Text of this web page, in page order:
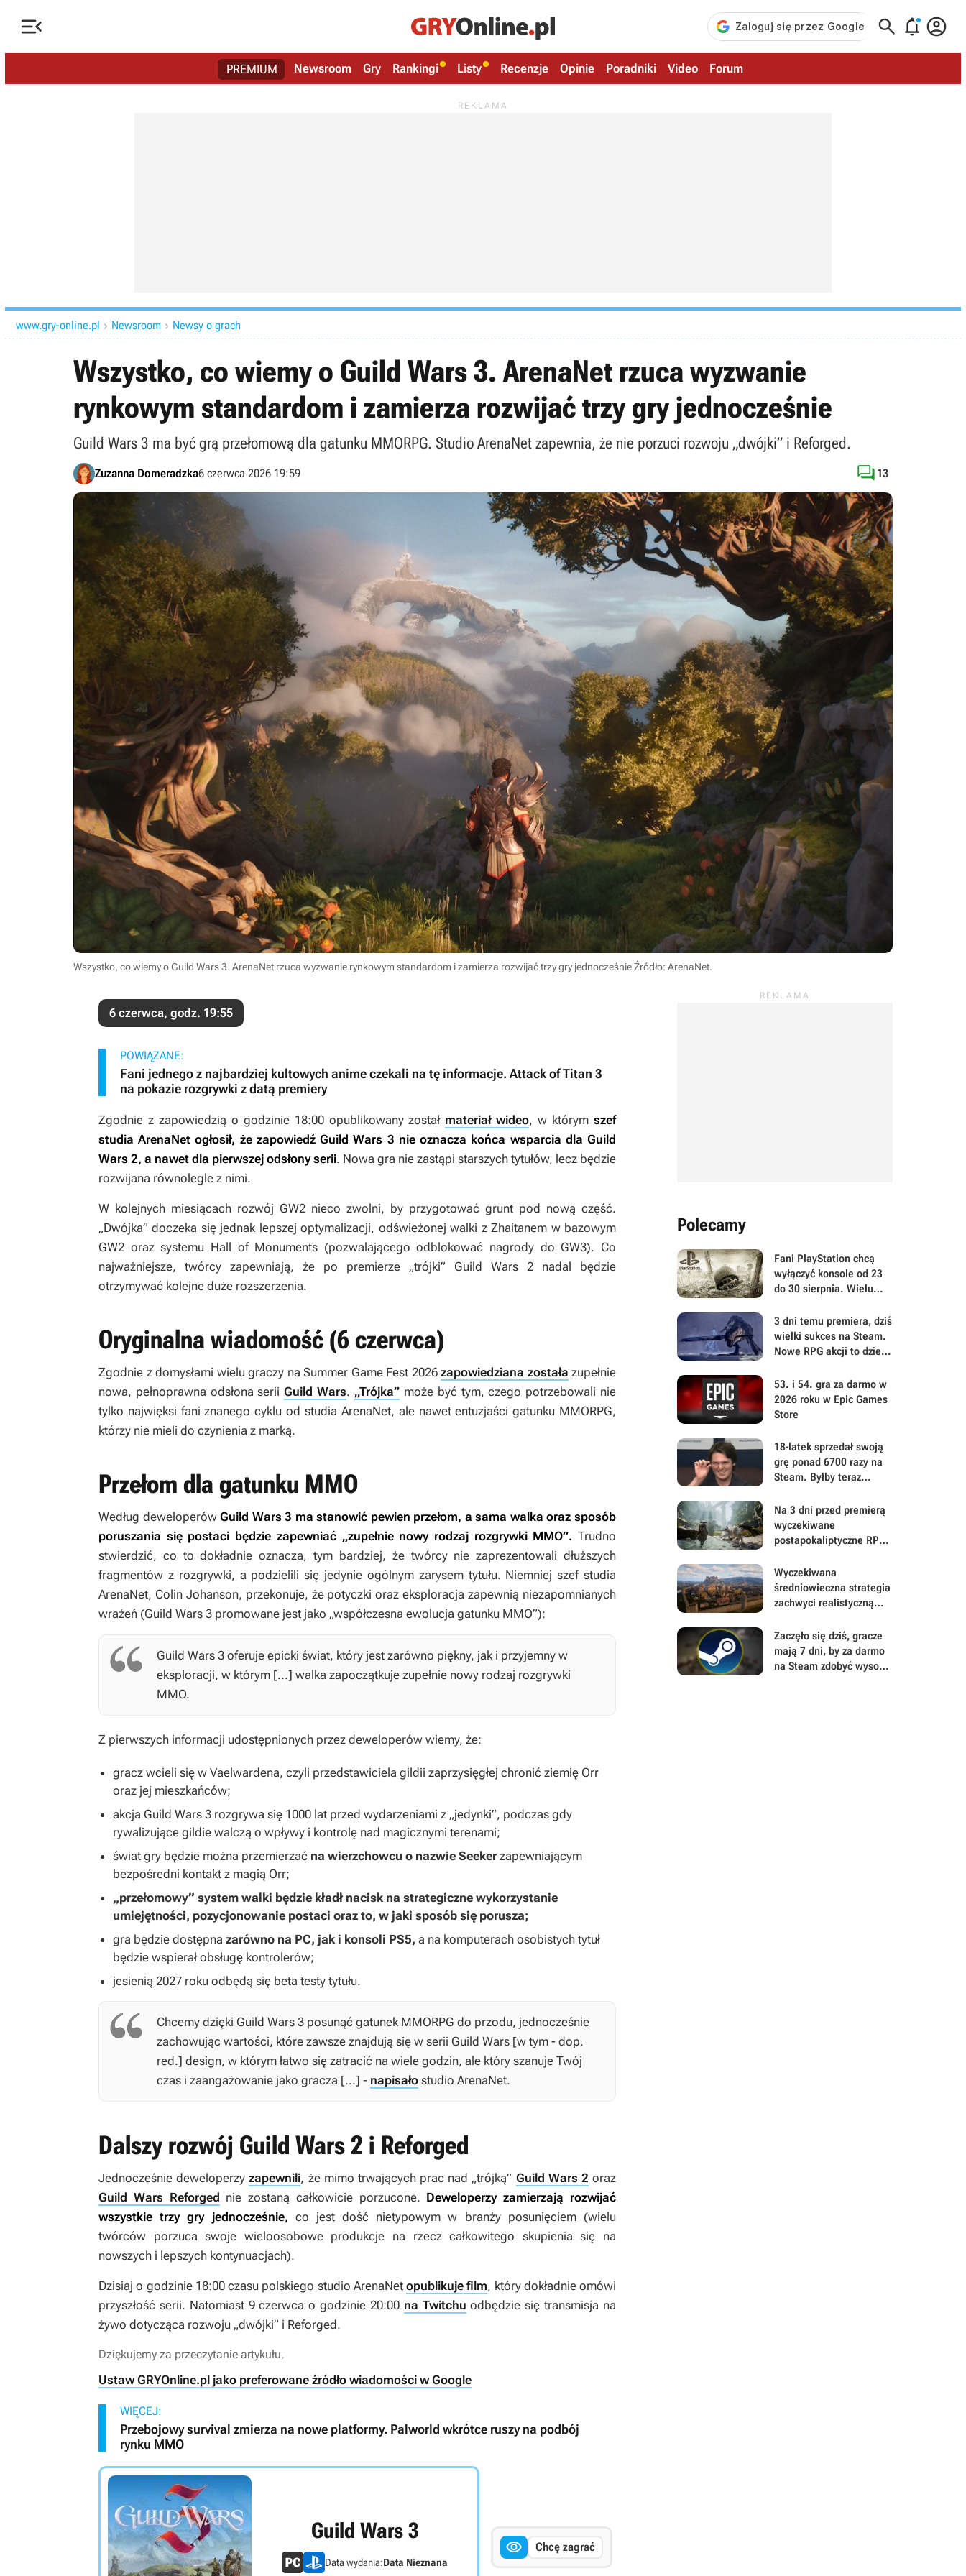
   
PREMIUM Newsroom Gry Rankingi Listy Recenzje Opinie Poradniki Video Forum
www.gry-online.pl  Newsroom  Newsy o grach
Wszystko, co wiemy o Guild Wars 3. ArenaNet rzuca wyzwanie
rynkowym standardom i zamierza rozwijać trzy gry jednocześnie
Guild Wars 3 ma być grą przełomową dla gatunku MMORPG. Studio ArenaNet zapewnia, że nie porzuci rozwoju „dwójki” i Reforged.
Zuzanna Domeradzka6 czerwca 2026 19:59  13
Wszystko, co wiemy o Guild Wars 3. ArenaNet rzuca wyzwanie rynkowym standardom i zamierza rozwijać trzy gry jednocześnieŹródło: ArenaNet.
6 czerwca, godz. 19:55
POWIĄZANE:
Fani jednego z najbardziej kultowych anime czekali na tę informacje. Attack of Titan 3
na pokazie rozgrywki z datą premiery
Zgodnie z zapowiedzią o godzinie 18:00 opublikowany został materiał wideo, w którymszef
studia ArenaNet ogłosił, że zapowiedźGuild Wars 3 nie oznacza końca wsparcia dlaGuild
Wars 2, a nawet dla pierwszej odsłony serii. Nowa gra nie zastąpi starszych tytułów, lecz będzie
rozwijana równolegle z nimi.
W kolejnych miesiącach rozwój GW2 nieco zwolni, by przygotować grunt pod nową część.
„Dwójka” doczeka się jednak lepszej optymalizacji, odświeżonej walki z Zhaitanem w bazowym
GW2 oraz systemu Hall of Monuments (pozwalającego odblokować nagrody do GW3). Co
najważniejsze, twórcy zapewniają, że po premierze „trójki” Guild Wars 2 nadal będzie
otrzymywać kolejne duże rozszerzenia.
Oryginalna wiadomość (6 czerwca)
Zgodnie z domysłami wielu graczy na Summer Game Fest 2026 zapowiedziana została zupełnie
nowa, pełnoprawna odsłona seriiGuild Wars. „Trójka” może być tym, czego potrzebowali nie
tylko najwięksi fani znanego cyklu od studia ArenaNet, ale nawet entuzjaści gatunku MMORPG,
którzy nie mieli do czynienia z marką.
Przełom dla gatunku MMO
Według deweloperów Guild Wars 3 ma stanowić pewien przełom, a sama walka oraz sposób
poruszania się postaci będzie zapewniać „zupełnie nowy rodzaj rozgrywki MMO”. Trudno
stwierdzić, co to dokładnie oznacza, tym bardziej, że twórcy nie zaprezentowali dłuższych
fragmentów z rozgrywki, a podzielili się jedynie ogólnym zarysem tytułu. Niemniej szef studia
ArenaNet, Colin Johanson, przekonuje, że potyczki oraz eksploracja zapewnią niezapomnianych
wrażeń (Guild Wars 3 promowane jest jako „współczesna ewolucja gatunku MMO”):
Guild Wars 3 oferuje epicki świat, który jest zarówno piękny, jak i przyjemny w
eksploracji, w którym [...] walka zapoczątkuje zupełnie nowy rodzaj rozgrywki
MMO.
Z pierwszych informacji udostępnionych przez deweloperów wiemy, że:
gracz wcieli się w Vaelwardena, czyli przedstawiciela gildii zaprzysięgłej chronić ziemię Orr
oraz jej mieszkańców;
akcja Guild Wars 3 rozgrywa się 1000 lat przed wydarzeniami z „jedynki”, podczas gdy
rywalizujące gildie walczą o wpływy i kontrolę nad magicznymi terenami;
świat gry będzie można przemierzać na wierzchowcu o nazwie Seeker zapewniającym
bezpośredni kontakt z magią Orr;
„przełomowy” system walki będzie kładł nacisk na strategiczne wykorzystanie
umiejętności, pozycjonowanie postaci oraz to, w jaki sposób się porusza;
gra będzie dostępna zarówno na PC, jak i konsoli PS5, a na komputerach osobistych tytuł
będzie wspierał obsługę kontrolerów;
jesienią 2027 roku odbędą się beta testy tytułu.
Chcemy dzięki Guild Wars 3 posunąć gatunek MMORPG do przodu, jednocześnie
zachowując wartości, które zawsze znajdują się w serii Guild Wars [w tym - dop.
red.] design, w którym łatwo się zatracić na wiele godzin, ale który szanuje Twój
czas i zaangażowanie jako gracza [...] - napisało studio ArenaNet.
Dalszy rozwój Guild Wars 2 i Reforged
Jednocześnie deweloperzyzapewnili, że mimo trwających prac nad „trójką” Guild Wars 2 oraz
Guild Wars Reforged nie zostaną całkowicie porzucone. Deweloperzy zamierzają rozwijać
wszystkie trzy gry jednocześnie, co jest dość nietypowym w branży posunięciem (wielu
twórców porzuca swoje wieloosobowe produkcje na rzecz całkowitego skupienia się na
nowszych i lepszych kontynuacjach).
Dzisiaj o godzinie 18:00 czasu polskiego studio ArenaNet opublikuje film, który dokładnie omówi
przyszłość serii. Natomiast 9 czerwca o godzinie 20:00 na Twitchu odbędzie się transmisja na
żywo dotycząca rozwoju „dwójki” i Reforged.
Dziękujemy za przeczytanie artykułu.
Ustaw GRYOnline.pl jako preferowane źródło wiadomości w Google
WIĘCEJ:
Przebojowy survival zmierza na nowe platformy. Palworld wkrótce ruszy na podbój
rynku MMO
Guild Wars 3
Data wydania:Data Nieznana
 Chcę zagrać
Polecamy
Fani PlayStation chcą
wyłączyć konsole od 23
do 30 sierpnia. Wielu
powodzenie akcji
3 dni temu premiera, dziś
wielki sukces na Steam.
Nowe RPG akcji to dzieło
który zaspokoił
odwieczne pragnienie
wielu graczy
53. i 54. gra za darmo w
2026 roku w Epic Games
Store
18-latek sprzedał swoją
grę ponad 6700 razy na
Steam. Byłby teraz
kupujących nie dokonało
zwrotu
Na 3 dni przed premierą
wyczekiwane
postapokaliptyczne RPG
niepokoi w ważnej
kwestii. Można już
pobierać Beast of
Wyczekiwana
średniowieczna strategia
zachwyci realistyczną
ryzyko może zapewnić
dużą przewagę w The
Guild: Europa 1410
Zaczęło się dziś, gracze
mają 7 dni, by za darmo
na Steam zdobyć wysoko